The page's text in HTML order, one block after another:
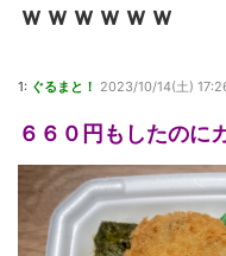
ｗｗｗｗｗｗ
1: ぐるまと！ 2023/10/14(土)
６６０円もしたのに